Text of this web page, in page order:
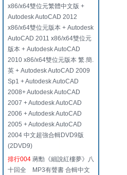
x86/x64雙位元繁體中文版 +
Autodesk AutoCAD 2012
x86/x64雙位元版本 + Autodesk
AutoCAD 2011 x86/x64雙位元
版本 + Autodesk AutoCAD
2010 x86/x64雙位元版本 繁.簡.
英 + Autodesk AutoCAD 2009
Sp1 + Autodesk AutoCAD
2008+ Autodesk AutoCAD
2007 + Autodesk AutoCAD
2006 + Autodesk AutoCAD
2005 + Autodesk AutoCAD
2004 中文超強合輯DVD9版
(2DVD9)
排行004 蔣勳《細說紅樓夢》八
十回全 MP3有聲書 合輯中文